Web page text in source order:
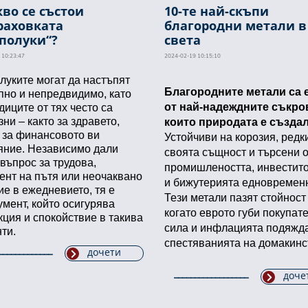
се състои
могат да настъпят
и непредвидимо, като
от тях често са
– както за здравето,
за финансовото ви
Независимо дали
за трудова,
на пътя или неочаквано
в ежедневието, тя е
който осигурява
и спокойствие в такива
дочети
10-те най-скъпи
благородни метали в
света
2024-02-19 10:15:10
Благородните метали са
от най-надеждните
които природата е
Устойчиви на корозия,
своята същност и търсени
промишлеността,
и бижутерията
Тези метали пазят
когато еврото губи
сила и инфлацията
спестяванията на